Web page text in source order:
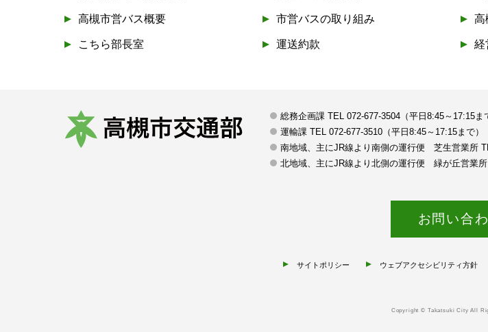
高槻市営バス概要
こちら部長室
市営バスの取り組み
運送約款
高
経
高
部
総務企画課TEL 072-677-3504（平日8:45～17:15
運輸課TEL 072-677-3510（平日8:45～17:15まで
南地域、主にJR線より南側の運行便 芝生営業所
北地域、主にJR線より北側の運行便 緑が丘営業
お問い合
サイトポリシー ウェブアクセシビリティ方針
Copyright © Takatsuki City All